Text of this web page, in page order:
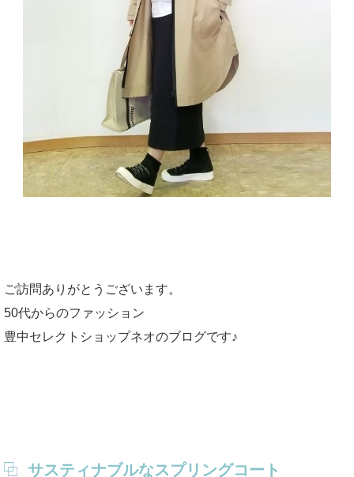
ご訪問ありがとうございます。
50代からのファッション
豊中セレクトショップネオのブログです♪
サスティナブルなスプリングコート